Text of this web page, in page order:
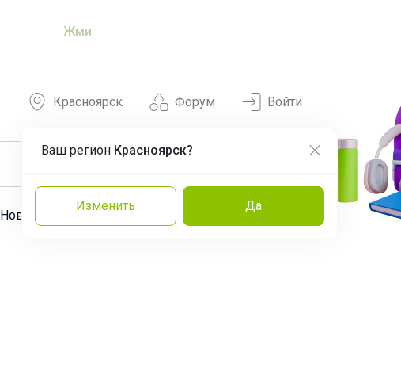
Жми
Форум
Красноярск
Ваш регион Красноярск?
Изменить Да
Войти
Новости Команда Эксперты